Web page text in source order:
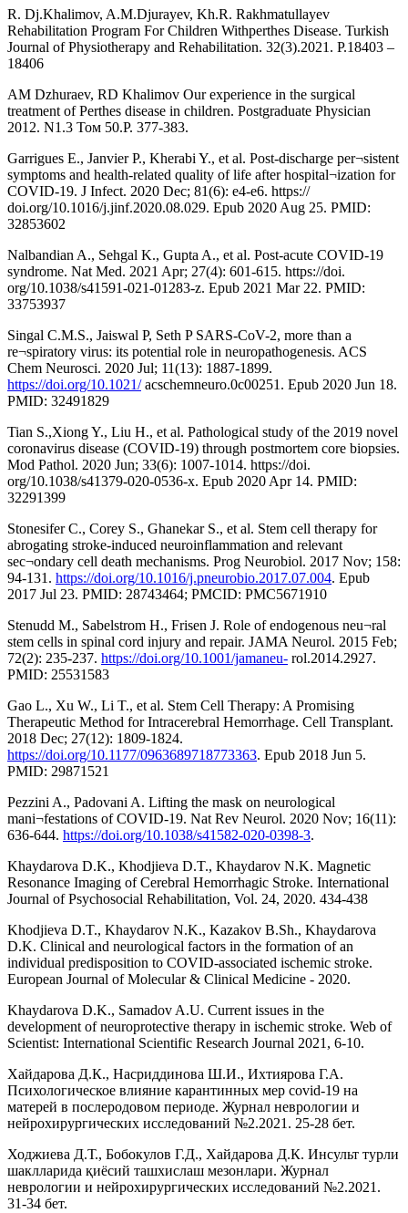
R. Dj.Khalimov, A.M.Djurayev, Kh.R. Rakhmatullayev
Rehabilitation Program For Children Withperthes Disease. Turkish
Journal of Physiotherapy and Rehabilitation. 32(3).2021. Р.18403 –
18406
AM Dzhuraev, RD Khalimov Our experience in the surgical
treatment of Perthes disease in children. Postgraduate Physician
2012. N1.3 Том 50.Р. 377-383.
Garrigues E., Janvier P., Kherabi Y., et al. Post-discharge per¬sistent
symptoms and health-related quality of life after hospital¬ization for
COVID-19. J Infect. 2020 Dec; 81(6): e4-e6. https://
doi.org/10.1016/j.jinf.2020.08.029. Epub 2020 Aug 25. PMID:
32853602
Nalbandian A., Sehgal K., Gupta A., et al. Post-acute COVID-19
syndrome. Nat Med. 2021 Apr; 27(4): 601-615. https://doi.
org/10.1038/s41591-021-01283-z. Epub 2021 Mar 22. PMID:
33753937
Singal C.M.S., Jaiswal P, Seth P SARS-CoV-2, more than a
re¬spiratory virus: its potential role in neuropathogenesis. ACS
Chem Neurosci. 2020 Jul; 11(13): 1887-1899.
https://doi.org/10.1021/acschemneuro.0c00251. Epub 2020 Jun 18.
PMID: 32491829
Tian S.,Xiong Y., Liu H., et al. Pathological study of the 2019 novel
coronavirus disease (COVID-19) through postmortem core biopsies.
Mod Pathol. 2020 Jun; 33(6): 1007-1014. https://doi.
org/10.1038/s41379-020-0536-x. Epub 2020 Apr 14. PMID:
32291399
Stonesifer C., Corey S., Ghanekar S., et al. Stem cell therapy for
abrogating stroke-induced neuroinflammation and relevant
sec¬ondary cell death mechanisms. Prog Neurobiol. 2017 Nov; 158:
94-131. https://doi.org/10.1016/j.pneurobio.2017.07.004. Epub
2017 Jul 23. PMID: 28743464; PMCID: PMC5671910
Stenudd M., Sabelstrom H., Frisen J. Role of endogenous neu¬ral
stem cells in spinal cord injury and repair. JAMA Neurol. 2015 Feb;
72(2): 235-237. https://doi.org/10.1001/jamaneu- rol.2014.2927.
PMID: 25531583
Gao L., Xu W., Li T., et al. Stem Cell Therapy: A Promising
Therapeutic Method for Intracerebral Hemorrhage. Cell Transplant.
2018 Dec; 27(12): 1809-1824.
https://doi.org/10.1177/0963689718773363. Epub 2018 Jun 5.
PMID: 29871521
Pezzini A., Padovani A. Lifting the mask on neurological
mani¬festations of COVID-19. Nat Rev Neurol. 2020 Nov; 16(11):
636-644. https://doi.org/10.1038/s41582-020-0398-3.
Khaydarova D.K., Khodjieva D.T., Khaydarov N.K. Magnetic
Resonance Imaging of Cerebral Hemorrhagic Stroke. International
Journal of Psychosocial Rehabilitation, Vol. 24, 2020. 434-438
Khodjieva D.T., Khaydarov N.K., Kazakov B.Sh., Khaydarova
D.K. Clinical and neurological factors in the formation of an
individual predisposition to COVID-associated ischemic stroke.
European Journal of Molecular & Clinical Medicine - 2020.
Khaydarova D.K., Samadov A.U. Current issues in the
development of neuroprotective therapy in ischemic stroke. Web of
Scientist: International Scientific Research Journal 2021, 6-10.
Хайдарова Д.К., Насриддинова Ш.И., Ихтиярова Г.А.
Психологическое влияние карантинных мер covid-19 на
матерей в послеродовом периоде. Журнал неврологии и
нейрохирургических исследований №2.2021. 25-28 бет.
Ходжиева Д.Т., Бобокулов Г.Д., Хайдарова Д.К. Инсульт турли
шаклларида қиёсий ташхислаш мезонлари. Журнал
неврологии и нейрохирургических исследований №2.2021.
31-34 бет.